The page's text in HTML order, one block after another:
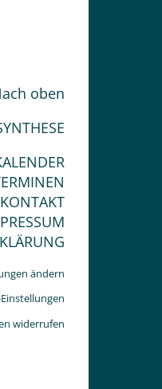
oben
KONTAKT
ändern
widerrufen